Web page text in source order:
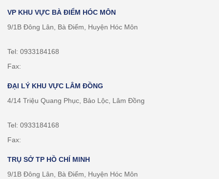
VP KHU VỰC BÀ ĐIỂM HÓC MÔN
9/1B Đông Lân, Bà Điểm, Huyện Hóc Môn
Tel: 0933184168
Fax:
ĐẠI LÝ KHU VỰC LÂM ĐỒNG
4/14 Triệu Quang Phục, Bảo Lộc, Lâm Đồng
Tel: 0933184168
Fax:
TRỤ SỞ TP HỒ CHÍ MINH
9/1B Đông Lân, Bà Điểm, Huyện Hóc Môn